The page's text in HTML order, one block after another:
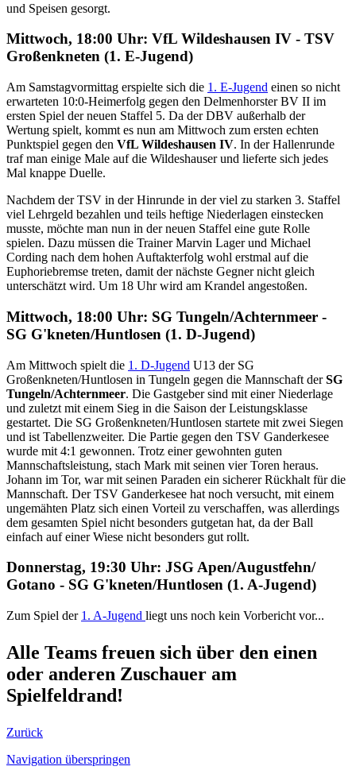
und Speisen gesorgt.
Mittwoch, 18:00 Uhr: VfL Wildeshausen IV - TSV
Großenkneten (1. E-Jugend)
Am Samstagvormittag erspielte sich die 1. E-Jugend einen so nicht
erwarteten 10:0-Heimerfolg gegen den Delmenhorster BV II im
ersten Spiel der neuen Staffel 5. Da der DBV außerhalb der
Wertung spielt, kommt es nun am Mittwoch zum ersten echten
Punktspiel gegen den VfL Wildeshausen IV. In der Hallenrunde
traf man einige Male auf die Wildeshauser und lieferte sich jedes
Mal knappe Duelle.
Nachdem der TSV in der Hinrunde in der viel zu starken 3. Staffel
viel Lehrgeld bezahlen und teils heftige Niederlagen einstecken
musste, möchte man nun in der neuen Staffel eine gute Rolle
spielen. Dazu müssen die Trainer Marvin Lager und Michael
Cording nach dem hohen Auftakterfolg wohl erstmal auf die
Euphoriebremse treten, damit der nächste Gegner nicht gleich
unterschätzt wird. Um 18 Uhr wird am Krandel angestoßen.
Mittwoch, 18:00 Uhr: SG Tungeln/​Achternmeer -
SG G'kneten/Huntlosen (1. D-Jugend)
Am Mittwoch spielt die 1. D-Jugend U13 der SG
Großenkneten/Huntlosen in Tungeln gegen die Mannschaft derSG
Tungeln/Achternmeer. Die Gastgeber sind mit einer Niederlage
und zuletzt mit einem Sieg in die Saison der Leistungsklasse
gestartet. Die SG Großenkneten/Huntlosen startete mit zwei Siegen
und ist Tabellenzweiter. Die Partie gegen den TSV Ganderkesee
wurde mit 4:1 gewonnen. Trotz einer gewohnten guten
Mannschaftsleistung, stach Mark mit seinen vier Toren heraus.
Johann im Tor, war mit seinen Paraden ein sicherer Rückhalt für die
Mannschaft. Der TSV Ganderkesee hat noch versucht, mit einem
ungemähten Platz sich einen Vorteil zu verschaffen, was allerdings
dem gesamten Spiel nicht besonders gutgetan hat, da der Ball
einfach auf einer Wiese nicht besonders gut rollt.
Donnerstag, 19:30 Uhr: JSG Apen/​Augustfehn/​
Gotano - SG G'kneten/Huntlosen (1. A-Jugend)
Zum Spiel der 1. A-Jugend liegt uns noch kein Vorbericht vor...
Alle Teams freuen sich über den einen
oder anderen Zuschauer am
Spielfeldrand!
Zurück
Navigation überspringen